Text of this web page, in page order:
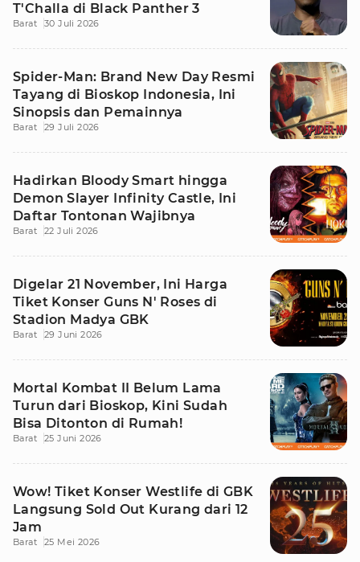
T'Challa di Black Panther 3
Barat 30 Juli 2026
Spider-Man: Brand New Day Resmi
Tayang di Bioskop Indonesia, Ini
Sinopsis dan Pemainnya
Barat 29 Juli 2026
Hadirkan Bloody Smart hingga
Demon Slayer Infinity Castle, Ini
Daftar Tontonan Wajibnya
Barat 22 Juli 2026
Digelar 21 November, Ini Harga
Tiket Konser Guns N' Roses di
Stadion Madya GBK
Barat 29 Juni 2026
Mortal Kombat II Belum Lama
Turun dari Bioskop, Kini Sudah
Bisa Ditonton di Rumah!
Barat 25 Juni 2026
Wow! Tiket Konser Westlife di GBK
Langsung Sold Out Kurang dari 12
Jam
Barat 25 Mei 2026